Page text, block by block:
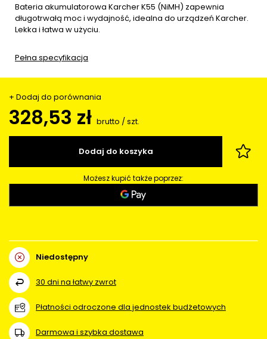
Bateria akumulatorowa Karcher K55 (NiMH) zapewnia
długotrwałą moc i wydajność, idealna do urządzeń Karcher.
Lekka i łatwa w użyciu.
Pełna specyfikacja
+ Dodaj do porównania
328,53 zł brutto /szt.
Dodaj do koszyka
Możesz kupić także poprzez:
Niedostępny
30 dni na łatwy zwrot
Płatności odroczone dla jednostek budżetowych
Darmowa i szybka dostawa